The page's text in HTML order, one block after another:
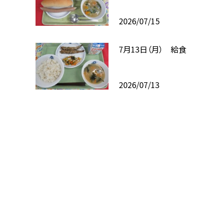
2026/07/15
7月13日（月） 給食
2026/07/13